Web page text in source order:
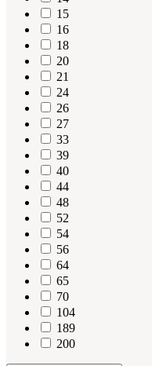
15
16
18
20
21
24
26
27
33
39
40
44
48
52
54
56
64
65
70
104
189
200